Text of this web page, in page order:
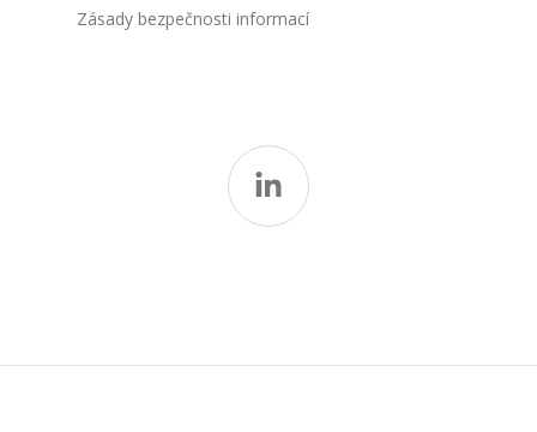
Zásady bezpečnosti informací